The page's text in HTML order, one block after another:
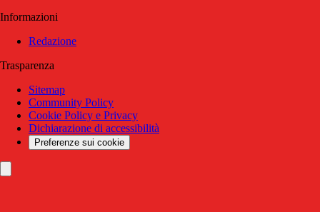
Informazioni
Redazione
Trasparenza
Sitemap
Community Policy
Cookie Policy e Privacy
Dichiarazione di accessibilità
Preferenze sui cookie